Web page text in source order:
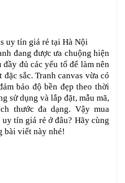
uy tín giá rẻ tại Hà Nội
đang được ưa chuộng hiện
đầy đủ các yếu tố để làm nên
sắc. Tranh canvas vừa có
bảo độ bền đẹp theo thời
sử dụng và lắp đặt, mẫu mã,
thước đa dạng. Vậy mua
tín giá rẻ ở đâu? Hãy cùng
bài viết này nhé!